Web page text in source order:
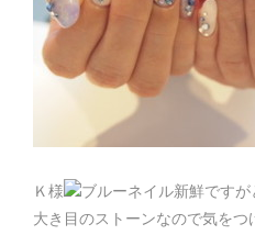
Ｋ様
ブルーネイル新鮮です
大き目のストーンなので気をつ